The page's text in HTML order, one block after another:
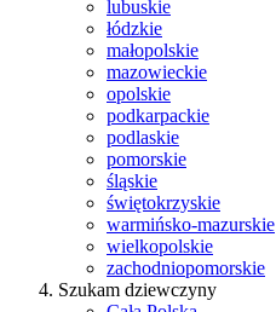
lubuskie
łódzkie
małopolskie
mazowieckie
opolskie
podkarpackie
podlaskie
pomorskie
śląskie
świętokrzyskie
warmińsko-mazurskie
wielkopolskie
zachodniopomorskie
Szukam dziewczyny